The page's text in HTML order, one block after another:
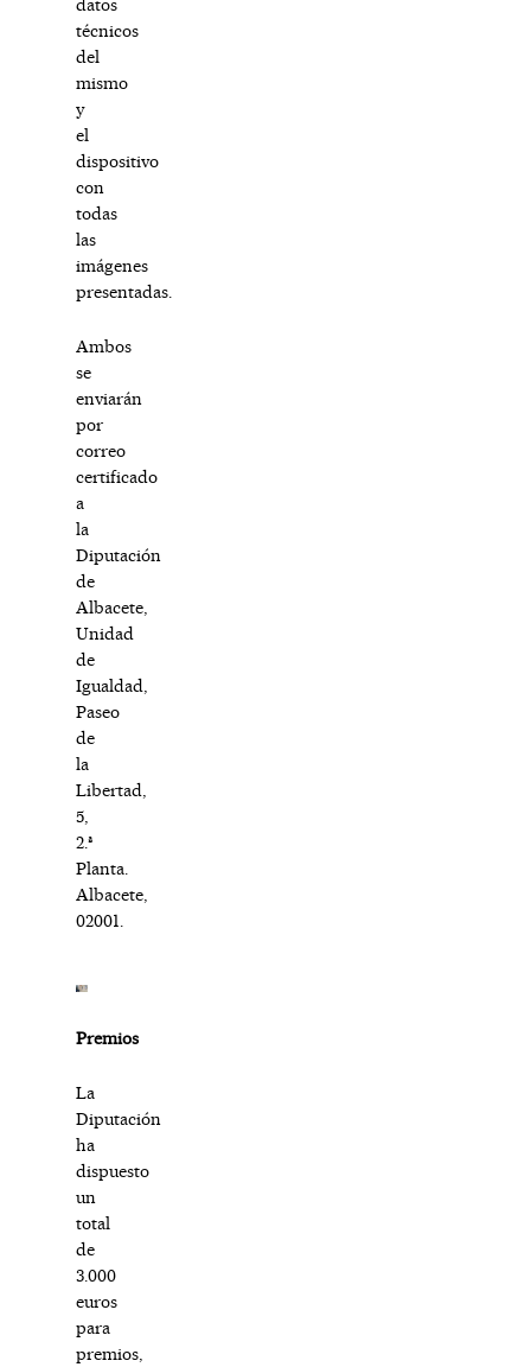
datos
técnicos
del
mismo
y
el
dispositivo
con
todas
las
imágenes
presentadas.
Ambos
se
enviarán
por
correo
certificado
a
la
Diputación
de
Albacete,
Unidad
de
Igualdad,
Paseo
de
la
Libertad,
5,
2.ª
Planta.
Albacete,
02001.
Premios
La
Diputación
ha
dispuesto
un
total
de
3.000
euros
para
premios,